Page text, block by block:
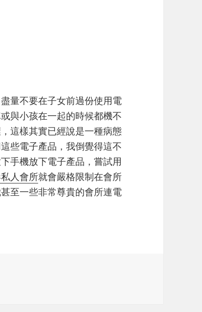
量不要在子女前過份使用電
與小孩在一起的時候都機不
這樣其實已經說是一種病態
些電子產品，我倒覺得這不
手機放下電子產品，嘗試用
人會所就會嚴格限制在會所
至一些非常尊貴的會所連電